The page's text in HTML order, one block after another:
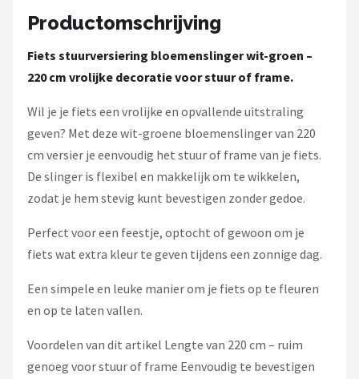
Cortina
Alle merken →
Productomschrijving
Fiets stuurversiering bloemenslinger wit-groen –
220 cm vrolijke decoratie voor stuur of frame.
Wil je je fiets een vrolijke en opvallende uitstraling
geven? Met deze wit-groene bloemenslinger van 220
cm versier je eenvoudig het stuur of frame van je fiets.
De slinger is flexibel en makkelijk om te wikkelen,
zodat je hem stevig kunt bevestigen zonder gedoe.
Perfect voor een feestje, optocht of gewoon om je
fiets wat extra kleur te geven tijdens een zonnige dag.
Een simpele en leuke manier om je fiets op te fleuren
en op te laten vallen.
Voordelen van dit artikel Lengte van 220 cm – ruim
genoeg voor stuur of frame Eenvoudig te bevestigen